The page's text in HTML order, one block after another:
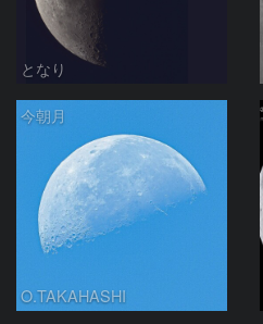
となり
今朝月
O.TAKAHASHI